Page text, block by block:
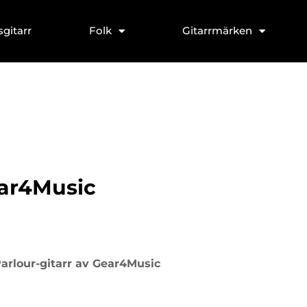
Folk Gitarrmärken
gitarr av Gear4Music